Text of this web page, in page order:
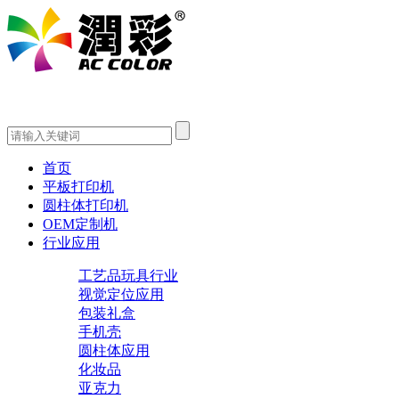
首页
平板打印机
圆柱体打印机
OEM定制机
行业应用
工艺品玩具行业
视觉定位应用
包装礼盒
手机壳
圆柱体应用
化妆品
亚克力